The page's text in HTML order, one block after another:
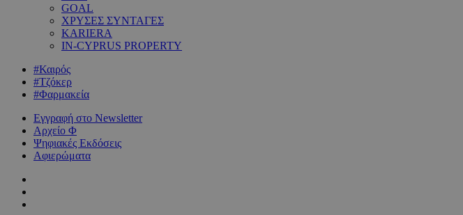
GOAL
ΧΡΥΣΕΣ ΣΥΝΤΑΓΕΣ
KARIERA
IN-CYPRUS PROPERTY
#Καιρός
#Τζόκερ
#Φαρμακεία
Εγγραφή στο Newsletter
Αρχείο Φ
Ψηφιακές Εκδόσεις
Αφιερώματα